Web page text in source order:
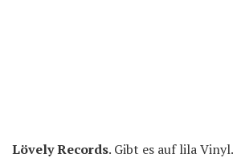
Lövely Records. Gibt es auf lila